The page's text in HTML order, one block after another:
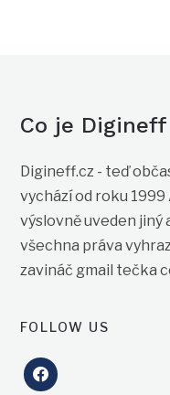
Co je Digineff
Digineff.cz - teď
vychází od roku
výslovně uveden jiný
všechna práva
zavináč gmail tečka
FOLLOW US
facebook